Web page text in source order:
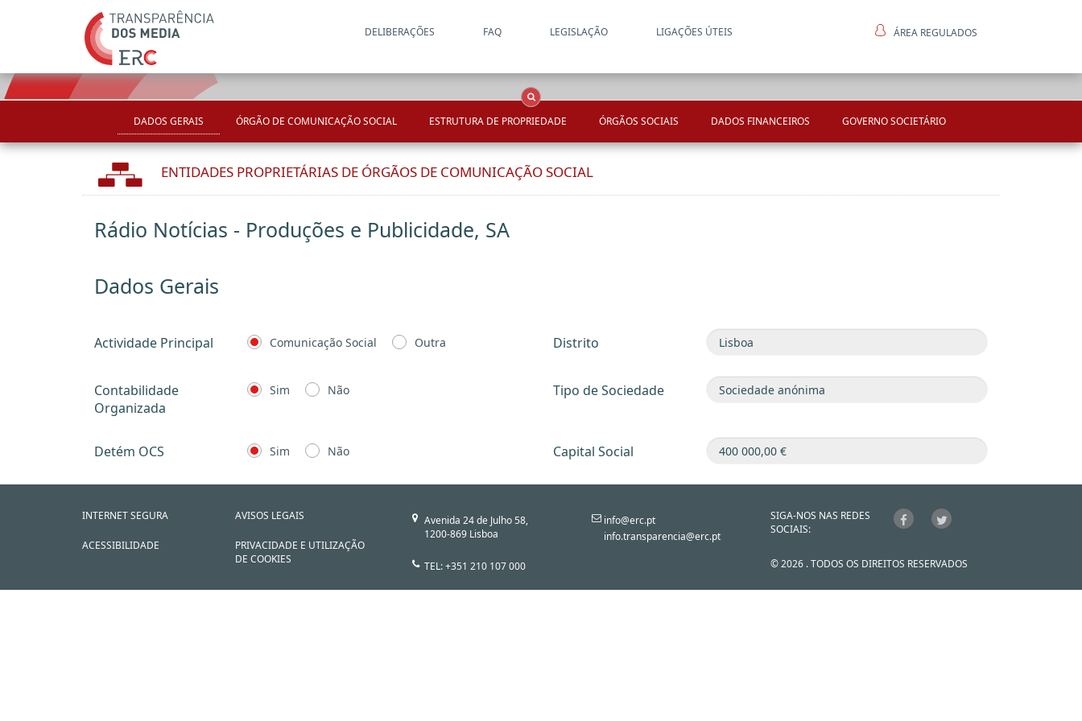
DELIBERAÇÕES FAQ LEGISLAÇÃO LIGAÇÕES ÚTEIS ÁREA REGULADOS
DADOS GERAIS ÓRGÃO DE COMUNICAÇÃO SOCIAL ESTRUTURA DE PROPRIEDADE ÓRGÃOS SOCIAIS DADOS FINANCEIROS GOVERNO SOCIETÁRIO
ENTIDADES PROPRIETÁRIAS DE ÓRGÃOS DE COMUNICAÇÃO SOCIAL
Rádio Notícias - Produções e Publicidade, SA
Dados Gerais
Actividade Principal Comunicação Social Outra Distrito
Contabilidade
Organizada
Sim Não Tipo de Sociedade
Detém OCS Sim Não Capital Social
INTERNET SEGURA
ACESSIBILIDADE
AVISOS LEGAIS
PRIVACIDADE E UTILIZAÇÃO
DE COOKIES
Avenida 24 de Julho 58,
1200-869 Lisboa
TEL: +351 210 107 000
info@erc.pt
info.transparencia@erc.pt
SIGA-NOS NAS REDES
SOCIAIS:
© 2026 . TODOS OS DIREITOS RESERVADOS